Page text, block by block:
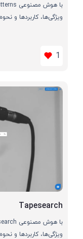
ویژگی‌ها، کاربردها و
1
Tapesearch
ویژگی‌ها، کاربردها و